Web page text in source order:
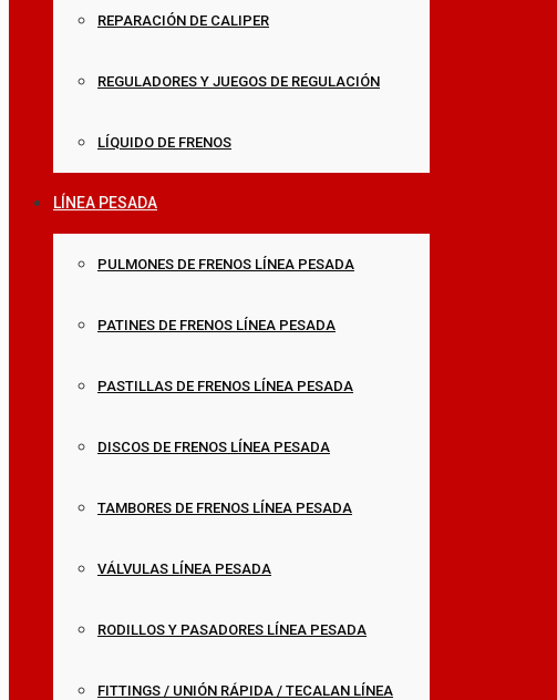
REPARACIÓN DE CALIPER
REGULADORES Y JUEGOS DE REGULACIÓN
LÍQUIDO DE FRENOS
LÍNEA PESADA
PULMONES DE FRENOS LÍNEA PESADA
PATINES DE FRENOS LÍNEA PESADA
PASTILLAS DE FRENOS LÍNEA PESADA
DISCOS DE FRENOS LÍNEA PESADA
TAMBORES DE FRENOS LÍNEA PESADA
VÁLVULAS LÍNEA PESADA
RODILLOS Y PASADORES LÍNEA PESADA
FITTINGS / UNIÓN RÁPIDA / TECALAN LÍNEA